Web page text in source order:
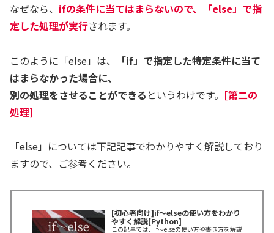
なぜなら、 ifの条件に当てはまらないので、「else」で指
定した処理が実行されます。
このように「else」は、
「if」で指定した特定条件に当て
はまらなかった場合に、
別の処理をさせることができる というわけです。 [第二の
処理]
「else」については下記記事でわかりやすく解説しており
ますので、ご参考ください。
[初心者向け]if～elseの使い方をわかり
やすく解説[Python]
この記事では、if～elseの使い方や書き方を解説